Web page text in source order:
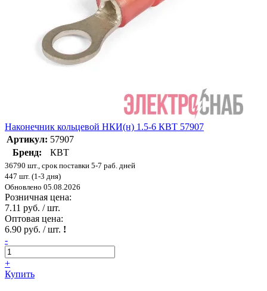
Наконечник кольцевой НКИ(н) 1.5-6 КВТ 57907
Артикул: 57907
Бренд:
КВТ
36790 шт., срок поставки 5-7 раб. дней
447 шт. (1-3 дня)
Обновлено 05.08.2026
Розничная цена:
7.11 руб. / шт.
Оптовая цена:
6.90 руб. / шт. !
-
+
Купить